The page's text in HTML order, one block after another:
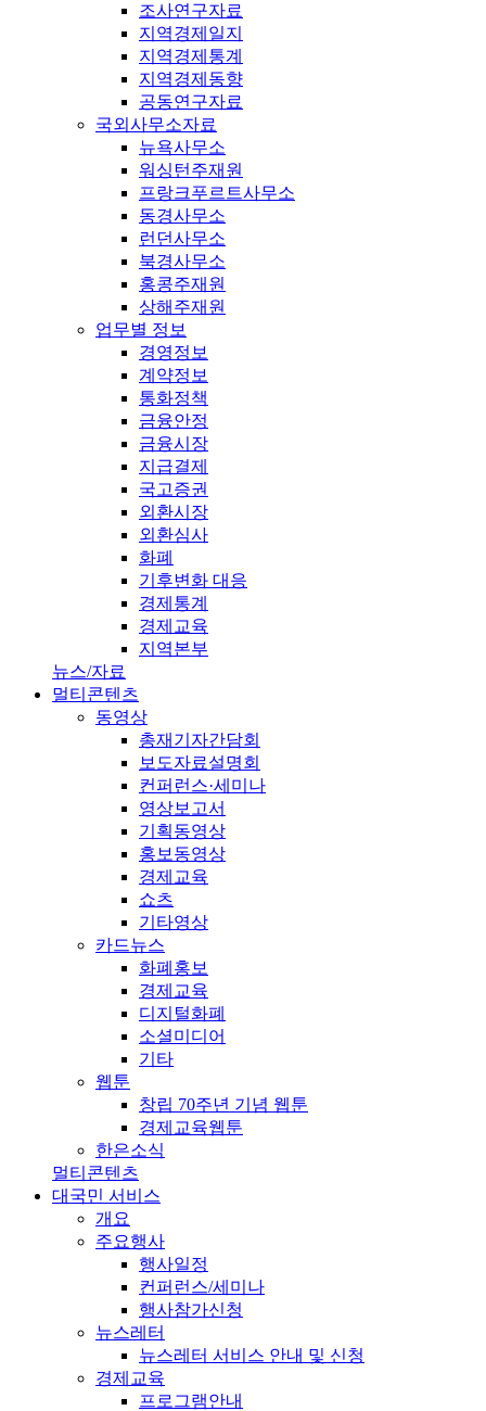
조사연구자료
지역경제일지
지역경제통계
지역경제동향
공동연구자료
국외사무소자료
뉴욕사무소
워싱턴주재원
프랑크푸르트사무소
동경사무소
런던사무소
북경사무소
홍콩주재원
상해주재원
업무별 정보
경영정보
계약정보
통화정책
금융안정
금융시장
지급결제
국고증권
외환시장
외환심사
화폐
기후변화 대응
경제통계
경제교육
지역본부
뉴스/자료
멀티콘텐츠
동영상
총재기자간담회
보도자료설명회
컨퍼런스·세미나
영상보고서
기획동영상
홍보동영상
경제교육
쇼츠
기타영상
카드뉴스
화폐홍보
경제교육
디지털화폐
소셜미디어
기타
웹툰
창립 70주년 기념 웹툰
경제교육웹툰
한은소식
멀티콘텐츠
대국민 서비스
개요
주요행사
행사일정
컨퍼런스/세미나
행사참가신청
뉴스레터
뉴스레터 서비스 안내 및 신청
경제교육
프로그램안내